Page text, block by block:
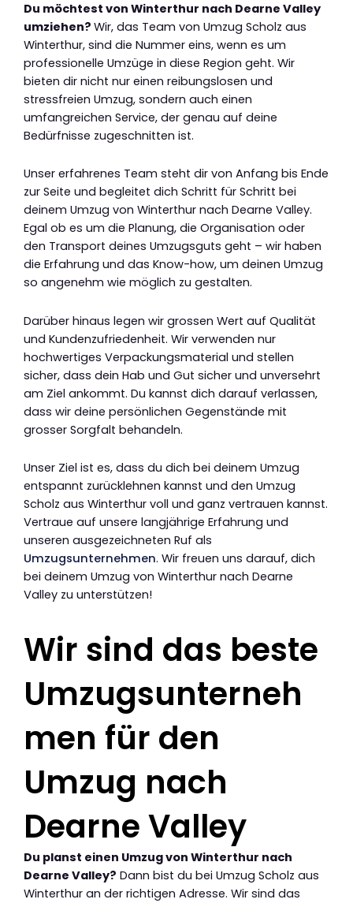
Du möchtest von Winterthur nach Dearne Valley
umziehen? Wir, das Team von Umzug Scholz aus
Winterthur, sind die Nummer eins, wenn es um
professionelle Umzüge in diese Region geht. Wir
bieten dir nicht nur einen reibungslosen und
stressfreien Umzug, sondern auch einen
umfangreichen Service, der genau auf deine
Bedürfnisse zugeschnitten ist.
Unser erfahrenes Team steht dir von Anfang bis Ende
zur Seite und begleitet dich Schritt für Schritt bei
deinem Umzug von Winterthur nach Dearne Valley.
Egal ob es um die Planung, die Organisation oder
den Transport deines Umzugsguts geht – wir haben
die Erfahrung und das Know-how, um deinen Umzug
so angenehm wie möglich zu gestalten.
Darüber hinaus legen wir grossen Wert auf Qualität
und Kundenzufriedenheit. Wir verwenden nur
hochwertiges Verpackungsmaterial und stellen
sicher, dass dein Hab und Gut sicher und unversehrt
am Ziel ankommt. Du kannst dich darauf verlassen,
dass wir deine persönlichen Gegenstände mit
grosser Sorgfalt behandeln.
Unser Ziel ist es, dass du dich bei deinem Umzug
entspannt zurücklehnen kannst und den Umzug
Scholz aus Winterthur voll und ganz vertrauen kannst.
Vertraue auf unsere langjährige Erfahrung und
unseren ausgezeichneten Ruf als
Umzugsunternehmen. Wir freuen uns darauf, dich
bei deinem Umzug von Winterthur nach Dearne
Valley zu unterstützen!
Wir sind das beste
Umzugsunterneh
men für den
Umzug nach
Dearne Valley
Du planst einen Umzug von Winterthur nach
Dearne Valley? Dann bist du bei Umzug Scholz aus
Winterthur an der richtigen Adresse. Wir sind das